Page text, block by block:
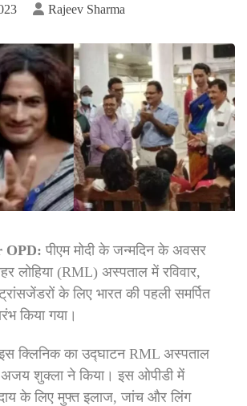
Rajeev Sharma
OPD: पीएम मोदी के जन्मदिन के अवसर
लोहिया (RML) अस्पताल में रविवार,
के लिए भारत की पहली समर्पित
किया गया।
क्लिनिक का उद्घाटन RML अस्पताल
शुक्ला ने किया। इस ओपीडी में
के लिए मुफ्त इलाज, जांच और लिंग